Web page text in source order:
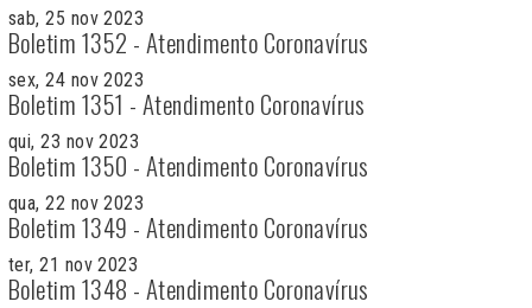
sab, 25 nov 2023
Boletim 1352 - Atendimento Coronavírus
sex, 24 nov 2023
Boletim 1351 - Atendimento Coronavírus
qui, 23 nov 2023
Boletim 1350 - Atendimento Coronavírus
qua, 22 nov 2023
Boletim 1349 - Atendimento Coronavírus
ter, 21 nov 2023
Boletim 1348 - Atendimento Coronavírus